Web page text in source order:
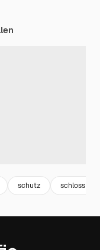
schutz schloss